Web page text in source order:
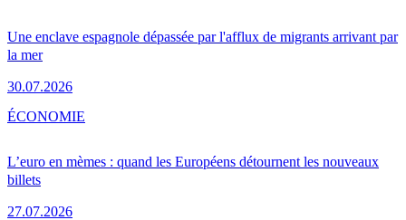
Une enclave espagnole dépassée par l'afflux de migrants arrivant par
la mer
30.07.2026
L’euro en mèmes : quand les Européens détournent les nouveaux
billets
27.07.2026
ÉCONOMIE